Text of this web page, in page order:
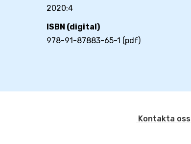
2020:4
ISBN (digital)
978-91-87883-65-1 (pdf)
Kontakta oss